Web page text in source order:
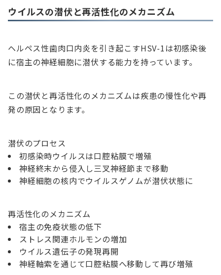
ウイルスの潜伏と再活性化のメカニズム
ヘルペス性歯肉口内炎を引き起こすHSV-1は初感染後
に宿主の神経細胞に潜伏する能力を持っています。
この潜伏と再活性化のメカニズムは疾患の慢性化や再
発の原因となります。
潜伏のプロセス
初感染時ウイルスは口腔粘膜で増殖
神経終末から侵入し三叉神経節まで移動
神経細胞の核内でウイルスゲノムが潜伏状態に
再活性化のメカニズム
宿主の免疫状態の低下
ストレス関連ホルモンの増加
ウイルス遺伝子の発現再開
神経軸索を通じて口腔粘膜へ移動して再び増殖